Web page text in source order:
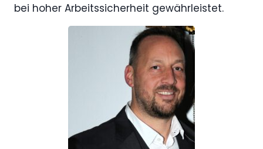
bei hoher Arbeitssicherheit gewährleistet.